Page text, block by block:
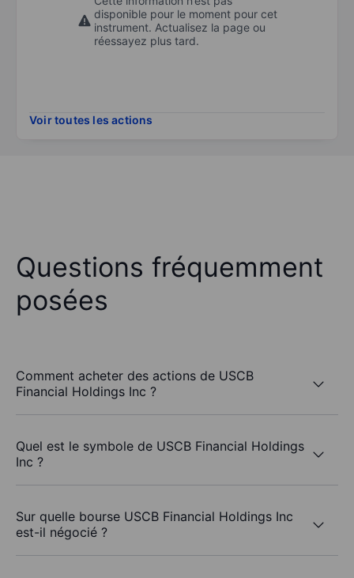
disponible pour le moment pour cet
instrument. Actualisez la page ou
réessayez plus tard.
Voir toutes les actions
Questions fréquemment
posées
Comment acheter des actions de USCB
Financial Holdings Inc ?
Quel est le symbole de USCB Financial Holdings
Inc ?
Sur quelle bourse USCB Financial Holdings Inc
est-il négocié ?